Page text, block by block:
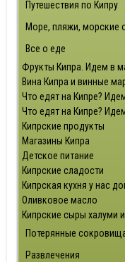
Путешествия по Кипру
Море, пляжи, морские
Все о еде
Фрукты Кипра. Идем в
Вина Кипра и винные
Что едят на Кипре?
Что едят на Кипре?
Кипрские продукты
Магазины Кипра
Детское питание
Кипрские сладости
Кипрская кухня у нас
Оливковое масло
Кипрские сыры халуми
Потерянные
Развлечения